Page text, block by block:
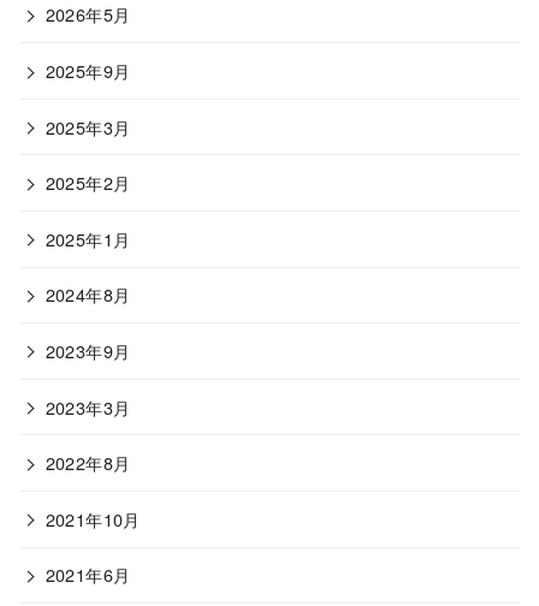
2026年5月
2025年9月
2025年3月
2025年2月
2025年1月
2024年8月
2023年9月
2023年3月
2022年8月
2021年10月
2021年6月